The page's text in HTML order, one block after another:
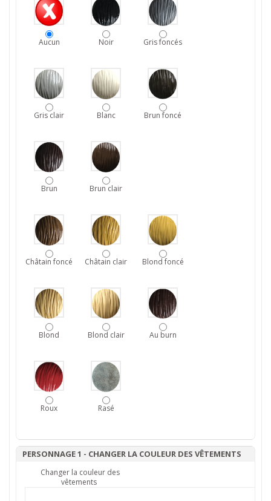
Aucun Noir Gris foncés
Gris clair Blanc Brun foncé
Brun Brun clair
Châtain foncé Châtain clair Blond foncé
Blond Blond clair Au burn
Roux Rasé
PERSONNAGE 1 - CHANGER LA COULEUR DES VÊTEMENTS
Changer la couleur des
vêtements